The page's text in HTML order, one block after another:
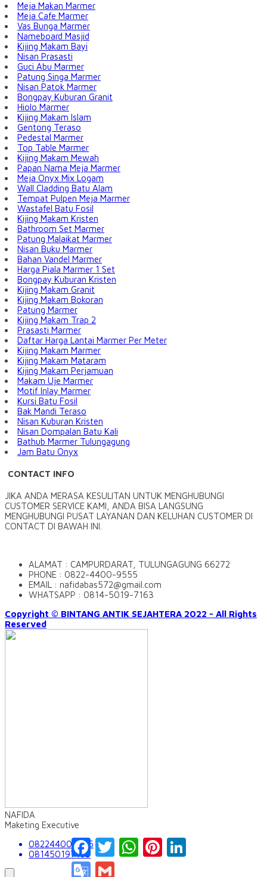
Meja Makan Marmer
Meja Cafe Marmer
Vas Bunga Marmer
Nameboard Masjid
Kijing Makam Bayi
Nisan Prasasti
Guci Abu Marmer
Patung Singa Marmer
Nisan Patok Marmer
Bongpay Kuburan Granit
Hiolo Marmer
Kijing Makam Islam
Gentong Teraso
Pedestal Marmer
Top Table Marmer
Kijing Makam Mewah
Papan Nama Meja Marmer
Meja Onyx Mix Logam
Wall Cladding Batu Alam
Tempat Pulpen Meja Marmer
Wastafel Batu Fosil
Kijing Makam Kristen
Bathroom Set Marmer
Patung Malaikat Marmer
Nisan Buku Marmer
Bahan Vandel Marmer
Harga Piala Marmer 1 Set
Bongpay Kuburan Kristen
Kijing Makam Granit
Kijing Makam Bokoran
Patung Marmer
Kijing Makam Trap 2
Prasasti Marmer
Daftar Harga Lantai Marmer Per Meter
Kijing Makam Marmer
Kijing Makam Mataram
Kijing Makam Perjamuan
Makam Uje Marmer
Motif Inlay Marmer
Kursi Batu Fosil
Bak Mandi Teraso
Nisan Kuburan Kristen
Nisan Dompalan Batu Kali
Bathub Marmer Tulungagung
Jam Batu Onyx
CONTACT INFO
JIKA ANDA MERASA KESULITAN UNTUK MENGHUBUNGI
CUSTOMER SERVICE KAMI, ANDA BISA LANGSUNG
MENGHUBUNGI PUSAT LAYANAN DAN KELUHAN CUSTOMER DI
CONTACT DI BAWAH INI.
ALAMAT : CAMPURDARAT, TULUNGAGUNG 66272
PHONE : 0822-4400-9555
EMAIL : nafidabas572@gmail.com
WHATSAPP : 0814-5019-7163
Copyright © BINTANG ANTIK SEJAHTERA 2022 - All Rights
Reserved
NAFIDA
Maketing Executive
082244009555
081450197163
FacebookTwitterWhatsAppPinterest
Google